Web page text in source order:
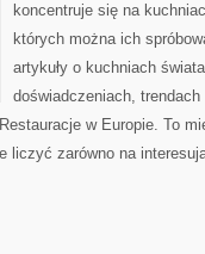
koncentruje się na
których można ich
artykuły o kuchniach
doświadczeniach,
w Europie. To
liczyć zarówno na